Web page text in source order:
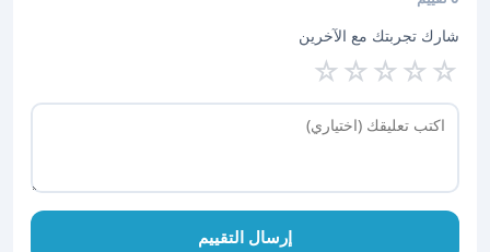
شارك تجربتك مع الآخرين
☆
☆
☆
☆
☆
إرسال التقييم